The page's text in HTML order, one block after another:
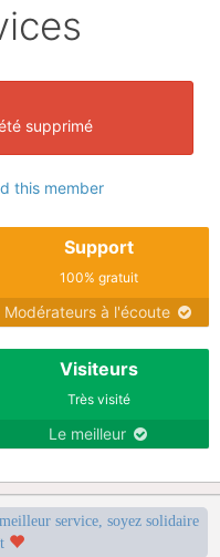
supprimé
this member
Support
100% gratuit
Modérateurs à l'écoute
Visiteurs
Très visité
Le meilleur
service, soyez solidaire